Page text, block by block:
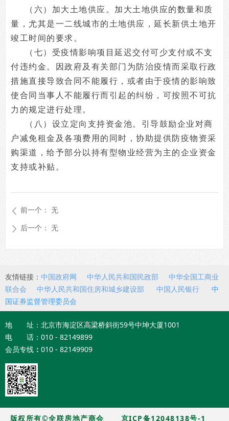
（六）加大土地供应。加大土地供应的数量和质
量，尤其是一二线城市的土地供应，延长新供土地开
竣工时间的要求。
（七）受疫情影响项目延迟交付可少支付或不支
付违约金。因政府及有关部门为防治疫情而采取行政
措施直接导致合同不能履行，或者由于疫情的影响致
使合同当事人不能履行而引起的纠纷，可按照不可抗
力的规定进行处理。
（八）设立定向支持资金池。引导鼓励企业对商
户减免租金及各项费用的同时，协助提供防疫物资采
购渠道，给予部分以持有型物业经营为主的企业资金
支持或补贴。
ꄴ 前一个： 无
ꄲ 后一个： 无
友情链接： 中国政府网 中华人民共和国民政部
中华全国工商业
联合会
中华人民共和国住房和城乡建设部 中国人民银行
中
国证券监督管理委员会
地 址：北京市海淀区高梁桥斜街59号中坤大厦1001
电 话：010 - 82149899
会员专线 ： 010 - 82149909
版权所有©全联房地产商会 京ICP备12048138号-1